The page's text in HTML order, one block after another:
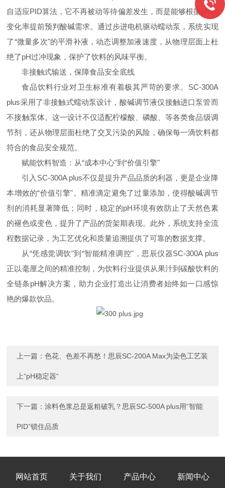
自适应PID算法，它不再被动等待偏差发生，而是能够根据pH的
变化率提前预判酸碱需求。通过步进电机驱动蠕动泵，系统实现
了“微量多次"的平滑补液，动态调整加液速度，从物理层面上杜
绝了pH过冲现象，保护了饮料的风味平衡。
非接触式输送，保障食品安全底线
食品饮料行业对卫生标准有着极其严苛的要求。SC-300A
plus采用了非接触式蠕动泵设计，酸碱调节液仅接触进口泵管而
不接触泵体。这一设计不仅适配柠檬酸、磷酸、等各类食品级调
节剂，还从物理层面杜绝了交叉污染的风险，确保每一滴饮料都
符合的食品安全规范。
赋能饮料智造：从“成本中心"到“价值引擎"
引入SC-300A plus不仅是提升产品品质的利器，更是企业降
本增效的“价值引擎"。精准滴定避免了过量添加，使得酸碱调节
剂的消耗显著降低；同时，稳定的pH环境有效防止了天然色素
的褪色或变色，提升了产品的货架期表现。此外，系统支持全流
程数据记录，为工艺优化和质量追溯提供了可靠的数据支撑。
从“凭感觉调饮"到“智能精准调控"，思辰仪器SC-300A plus
正以毫厘之间的精准控制，为饮料行业提供从果汁到碳酸饮料的
全链条pH解决方案，助力企业打造出让消费者始终如一口感惊
艳的爆款饮品。
上一篇：色花、色差不再愁！思辰SC-200A Max为染色工艺装
上“pH稳定器“
下一篇：涂料色浆总是返粗破乳？思辰SC-500A plus用“智能
PID”锁住品质
网站首页 关于我们 产品中心 新闻中心